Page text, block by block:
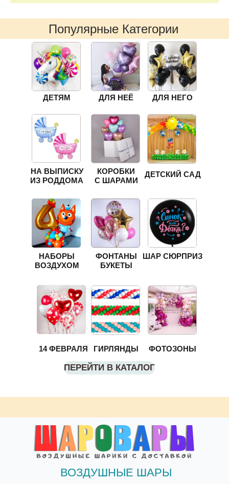
Популярные Категории
ФОНТАНЫ
БУКЕТЫ
ДЛЯ НЕЁ ДЛЯ НЕГО
ДЕТЯМ
НА ВЫПИСКУ
ИЗ РОДДОМА
ШАР СЮРПРИЗ
ГИРЛЯНДЫ
ПЕРЕЙТИ В КАТАЛОГ
ФОТОЗОНЫ
КОРОБКИ
С ШАРАМИ
14 ФЕВРАЛЯ
НАБОРЫ
ВОЗДУХОМ
ДЕТСКИЙ САД
ВОЗДУШНЫЕ ШАРЫ